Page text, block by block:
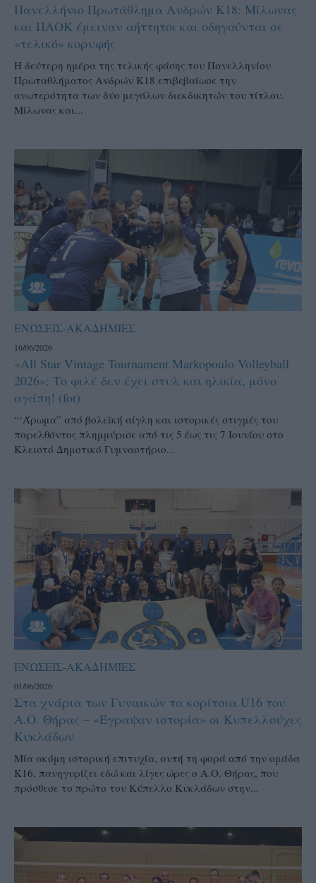
Πανελλήνιο Πρωτάθλημα Ανδρών Κ18: Μίλωνας
και ΠΑΟΚ έμειναν αήττητοι και οδηγούνται σε
«τελικό» κορυφής
Η δεύτερη ημέρα της τελικής φάσης του Πανελληνίου
Πρωταθλήματος Ανδρών Κ18 επιβεβαίωσε την
ανωτερότητα των δύο μεγάλων διεκδικητών του τίτλου.
Μίλωνας και...
ΕΝΩΣΕΙΣ-ΑΚΑΔΗΜΙΕΣ
16/06/2026
«All Star Vintage Tournament Markopoulo Volleyball
2026»: Το φιλέ δεν έχει στυλ και ηλικία, μόνο
αγάπη! (fot)
“‘Άρωμα” από βολεϊκή αίγλη και ιστορικές στιγμές του
παρελθόντος πλημμύρισε από τις 5 έως τις 7 Ιουνίου στο
Κλειστό Δημοτικό Γυμναστήριο...
ΕΝΩΣΕΙΣ-ΑΚΑΔΗΜΙΕΣ
01/06/2026
Στα χνάρια των Γυναικών τα κορίτσια U16 του
Α.Ο. Θήρας – «Έγραψαν ιστορία» οι Κυπελλούχες
Κυκλάδων
Μία ακόμη ιστορική επιτυχία, αυτή τη φορά από την ομάδα
Κ16, πανηγυρίζει εδώ και λίγες ώρες ο Α.Ο. Θήρας, που
πρόσθεσε το πρώτο του Κύπελλο Κυκλάδων στην...